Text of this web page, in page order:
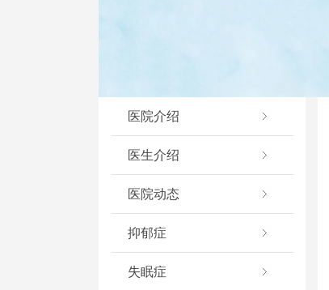
医院介绍
医生介绍
医院动态
抑郁症
失眠症